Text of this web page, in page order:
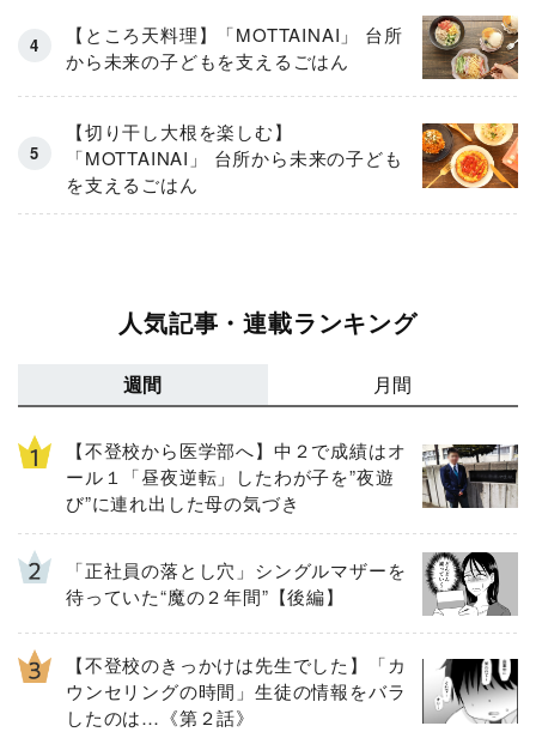
【ところ天料理】「MOTTAINAI」 台所
から未来の子どもを支えるごはん
【切り干し大根を楽しむ】
「MOTTAINAI」 台所から未来の子ども
を支えるごはん
人気記事・連載ランキング
週間 月間
【不登校から医学部へ】中２で成績はオ
ール１「昼夜逆転」したわが子を”夜遊
び”に連れ出した母の気づき
「正社員の落とし穴」シングルマザーを
待っていた“魔の２年間”【後編】
【不登校のきっかけは先生でした】「カ
ウンセリングの時間」生徒の情報をバラ
したのは…《第２話》